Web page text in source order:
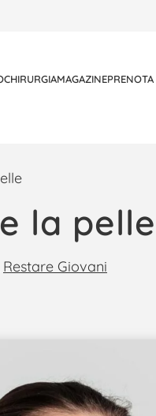
CHIRURGIAMAGAZINE
la pelle
Restare Giovani